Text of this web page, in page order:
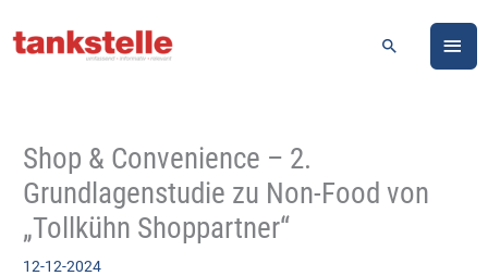
Inhalt
Suchen
Shop & Convenience – 2.
Grundlagenstudie zu Non-Food von
„Tollkühn Shoppartner“
12-12-2024